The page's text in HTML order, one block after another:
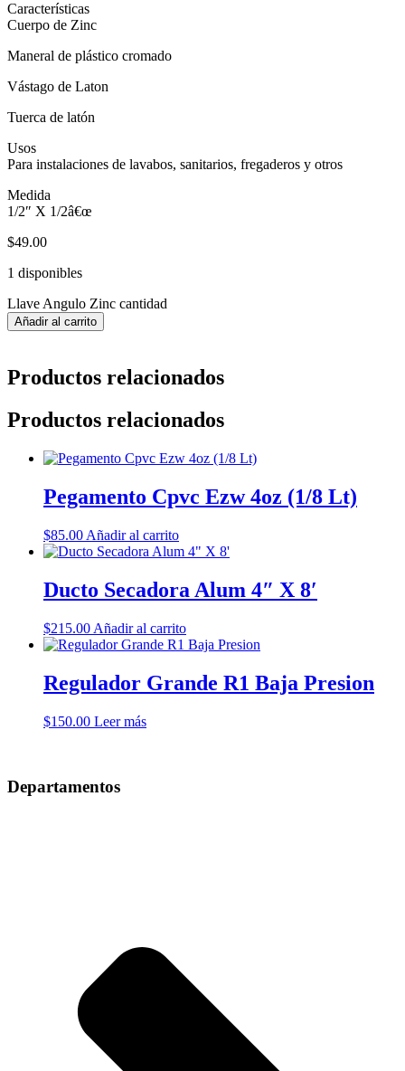
Características
Cuerpo de Zinc
Maneral de plástico cromado
Vástago de Laton
Tuerca de latón
Usos
Para instalaciones de lavabos, sanitarios, fregaderos y otros
Medida
1/2″ X 1/2â€œ
$49.00
1 disponibles
Llave Angulo Zinc cantidad
Añadir al carrito
Productos relacionados
Productos relacionados
Pegamento Cpvc Ezw 4oz (1/8 Lt)
$85.00 Añadir al carrito
Ducto Secadora Alum 4″ X 8′
$215.00 Añadir al carrito
Regulador Grande R1 Baja Presion
$150.00 Leer más
Departamentos